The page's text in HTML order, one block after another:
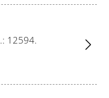
12594.